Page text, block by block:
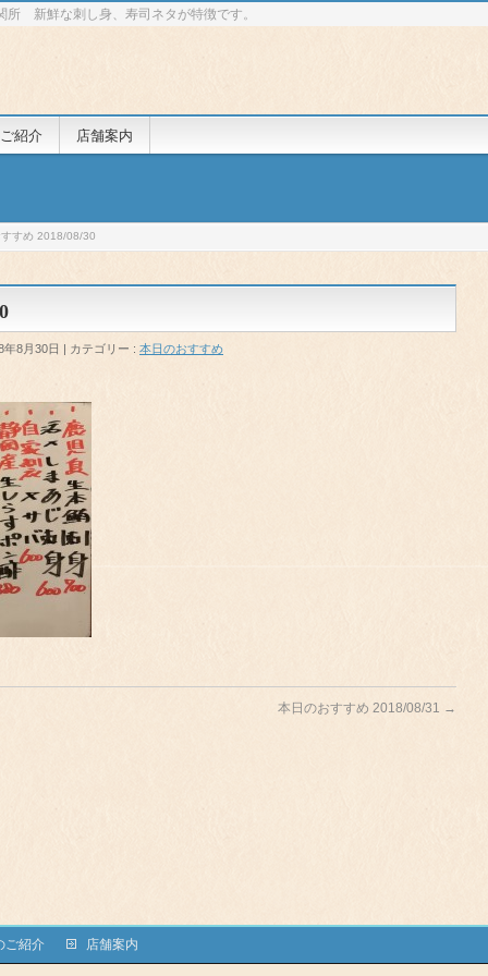
新鮮な刺し身、寿司ネタが特徴です。
紹介 店舗案内
すめ 2018/08/30
年8月30日 カテゴリー : 本日のおすすめ
本日のおすすめ 2018/08/31 →
ご紹介 店舗案内